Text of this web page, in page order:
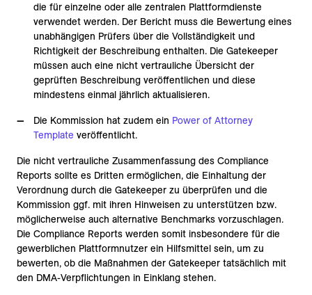
die für einzelne oder alle zentralen Plattformdienste
verwendet werden. Der Bericht muss die Bewertung eines
unabhängigen Prüfers über die Vollständigkeit und
Richtigkeit der Beschreibung enthalten. Die Gatekeeper
müssen auch eine nicht vertrauliche Übersicht der
geprüften Beschreibung veröffentlichen und diese
mindestens einmal jährlich aktualisieren.
Die Kommission hat zudem ein Power of Attorney
Template veröffentlicht.
Die nicht vertrauliche Zusammenfassung des Compliance
Reports sollte es Dritten ermöglichen, die Einhaltung der
Verordnung durch die Gatekeeper zu überprüfen und die
Kommission ggf. mit ihren Hinweisen zu unterstützen bzw.
möglicherweise auch alternative Benchmarks vorzuschlagen.
Die Compliance Reports werden somit insbesondere für die
gewerblichen Plattformnutzer ein Hilfsmittel sein, um zu
bewerten, ob die Maßnahmen der Gatekeeper tatsächlich mit
den DMA-Verpflichtungen in Einklang stehen.